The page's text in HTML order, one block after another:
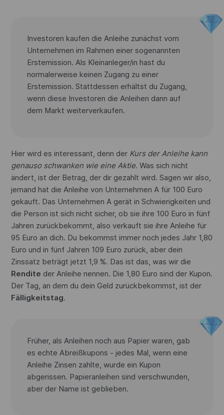
Investoren kaufen die Anleihe zunächst vom
Unternehmen im Rahmen einer sogenannten
Erstemission. Als Kleinanleger/in hast du
normalerweise keinen Zugang zu einer
Erstemission. Stattdessen erhältst du Zugang,
wenn diese Investoren die Anleihen dann auf
dem Markt weiterverkaufen.
Hier wird es interessant, denn der Kurs der Anleihe kann
genauso schwanken wie eine Aktie. Was sich nicht
ändert, ist der Betrag, der dir gezahlt wird. Sagen wir also,
jemand hat die Anleihe von Unternehmen A für 100 Euro
gekauft. Das Unternehmen A gerät in Schwierigkeiten und
die Person ist sich nicht sicher, ob sie ihre 100 Euro in fünf
Jahren zurückbekommt, also verkauft sie ihre Anleihe für
95 Euro an dich. Du bekommst immer noch jedes Jahr 1,80
Euro und in fünf Jahren 109 Euro zurück, aber dein
Zinssatz beträgt jetzt 1,9 %. Das ist das, was wir die
Rendite der Anleihe nennen. Die 1,80 Euro sind der Kupon.
Der Tag, an dem du dein Geld zurückbekommst, ist der
Fälligkeitstag.
Früher, als Anleihen noch aus Papier waren, gab
es echte Abreißkupons - jedes Mal, wenn eine
Anleihe Zinsen zahlte, wurde ein Kupon
abgerissen. Papieranleihen sind verschwunden,
aber der Name ist geblieben.